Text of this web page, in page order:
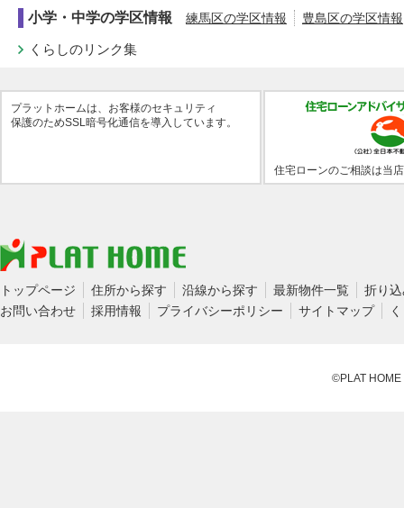
小学・中学の学区情報 練馬区の学区情報 豊島区の学区情報
くらしのリンク集
プラットホームは、お客様のセキュリティ
保護のためSSL暗号化通信を導入しています。
住宅ローンのご相談は当
トップページ 住所から探す 沿線から探す 最新物件一覧
折り
お問い合わせ
採用情報 プライバシーポリシー サイトマップ
©PLAT HOME